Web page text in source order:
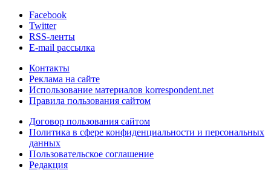
Facebook
Twitter
RSS-ленты
E-mail рассылка
Контакты
Реклама на сайте
Использование материалов korrespondent.net
Правила пользования сайтом
Договор пользования сайтом
Политика в сфере конфиденциальности и персональных
данных
Пользовательское соглашение
Редакция